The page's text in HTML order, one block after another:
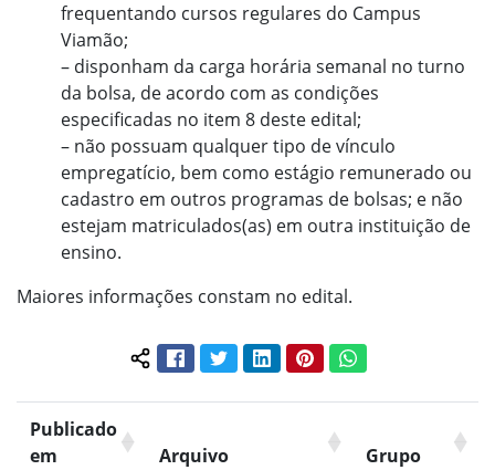
frequentando cursos regulares do Campus
Viamão;
– disponham da carga horária semanal no turno
da bolsa, de acordo com as condições
especificadas no item 8 deste edital;
– não possuam qualquer tipo de vínculo
empregatício, bem como estágio remunerado ou
cadastro em outros programas de bolsas; e não
estejam matriculados(as) em outra instituição de
ensino.
Maiores informações constam no edital.
Compartilhar conteúdo:
FacebookTwitterLinkedInPinterestWhatsApp
Publicado
em
Arquivo Grupo